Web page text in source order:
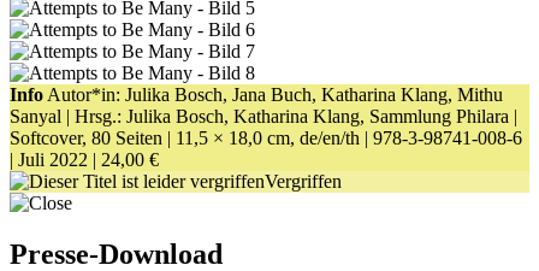
Info Autor*in: Julika Bosch, Jana Buch, Katharina Klang, Mithu
Sanyal | Hrsg.: Julika Bosch, Katharina Klang, Sammlung Philara |
Softcover, 80 Seiten | 11,5 × 18,0 cm, de/en/th | 978-3-98741-008-6
| Juli 2022 | 24,00 €
Vergriffen
Presse-Download